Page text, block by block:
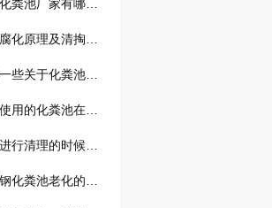
选择好的化粪池厂家有哪些好处？进来了解一下！！！
化粪池的腐化原理及清掏流程了解一下吧！
告诉大家一些关于化粪池的的相关知识和清理方法
针对我们使用的化粪池在清掏前要注意哪些问题呢
化粪池在进行清理的时候这三个问题一定要注意到
防止玻璃钢化粪池老化的问题要怎么去杜绝呢